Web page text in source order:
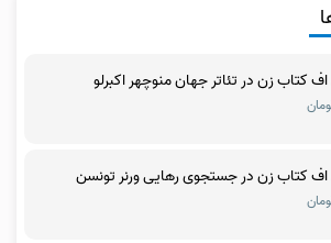
کتاب زن در تئاتر جهان منوچهر اکبرلو
کتاب زن در جستجوی رهایی ورنر تونسن